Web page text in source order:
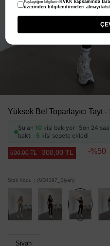
Yüksek Bel Toparlayıcı Tayt -
Şu an 10 kişi bakıyor · Son 24
baktı · 5 kişi sepete ekledi
600,00 TL 300,00 TL 50
Stok Kodu (MD4397_Siyah)
Siyah
Paylaştığım bilgilerin KVKK kapsamında
üzerinden bilgilendirmeleri almayı